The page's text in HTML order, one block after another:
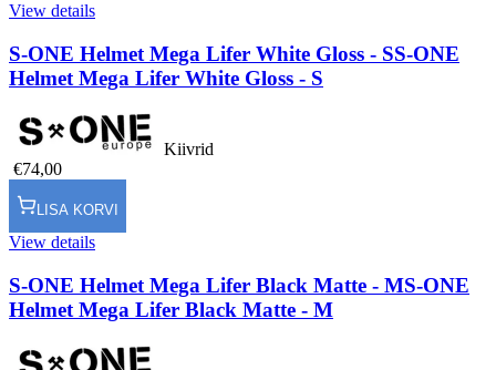
View details
S-ONE Helmet Mega Lifer White Gloss - SS-ONE
Helmet Mega Lifer White Gloss - S
Kiivrid
€74,00
LISA KORVI
View details
S-ONE Helmet Mega Lifer Black Matte - MS-ONE
Helmet Mega Lifer Black Matte - M